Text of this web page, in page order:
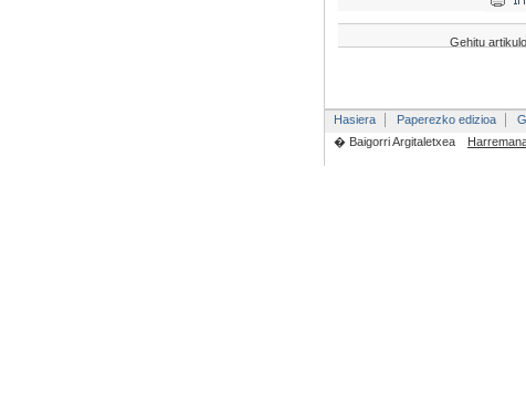
Gehitu
Hasiera Paperezko edizioa
� Baigorri Argitaletxea